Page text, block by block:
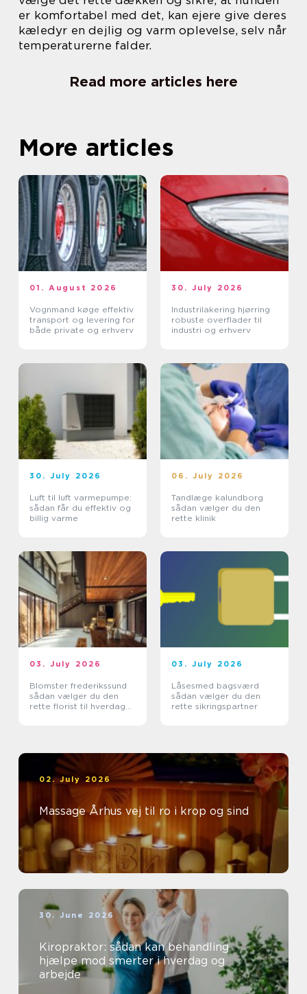
er komfortabel med det, kan ejere give deres
kæledyr en dejlig og varm oplevelse, selv når
temperaturerne falder.
Read more articles here
More articles
01. August 2026
Vognmand køge effektiv
transport og levering for
både private og erhverv
30. July 2026
Industrilakering hjørring
robuste overflader til
industri og erhverv
30. July 2026
Luft til luft varmepumpe:
sådan får du effektiv og
billig varme
06. July 2026
Tandlæge kalundborg
sådan vælger du den
rette klinik
03. July 2026
Blomster frederikssund
sådan vælger du den
rette florist til hverdag
03. July 2026
Låsesmed bagsværd
sådan vælger du den
rette sikringspartner
02. July 2026
Massage Århus vej til ro i krop og sind
30. June 2026
Kiropraktor: sådan kan behandling
hjælpe mod smerter i hverdag og
arbejde